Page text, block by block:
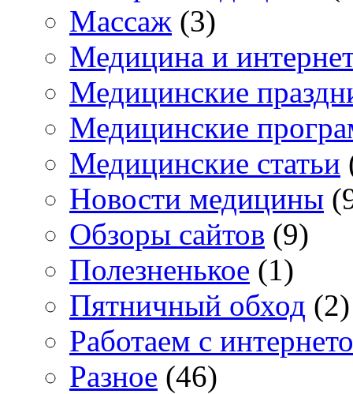
Массаж (3)
Медицина и
Медицинские
Медицинские
Медицинские статьи
Новости медицины
Обзоры сайтов (9)
Полезненькое (1)
Пятничный обход (2)
Работаем с
Разное (46)